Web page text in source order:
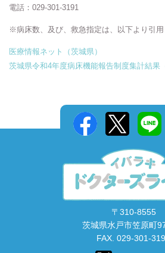
電話：029-301-3191
※病床数、及び、救急指定は、以下より引用
医療情報ネット（茨城県）
茨城県令和4年度病床機能報告制度集計結果
〒310-8555
茨城県水戸市笠原町
FAX. 029-301-